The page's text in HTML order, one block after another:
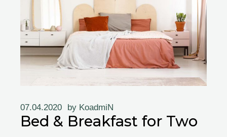
07.04.2020 by KoadmiN
Bed & Breakfast for Two